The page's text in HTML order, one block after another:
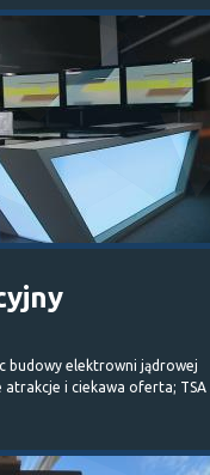
budowy elektrowni jądrowej
i ciekawa oferta; TSA